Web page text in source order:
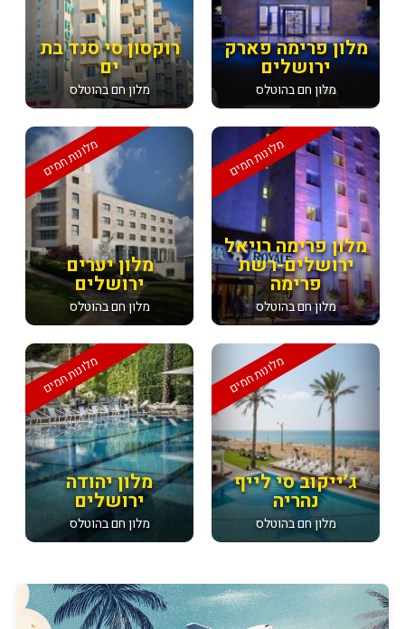
רוקסון סי סנד בת
ים
מלון חם בהוטלס
מלון פרימה פארק
ירושלים
מלון חם בהוטלס
מלונות חמים
מלון יערים
ירושלים
מלון חם בהוטלס
מלונות חמים
מלון פרימה רויאל
ירושלים-רשת
פרימה
מלון חם בהוטלס
מלונות חמים
מלון יהודה
ירושלים
מלון חם בהוטלס
מלונות חמים
ג׳ייקוב סי לייף
נהריה
מלון חם בהוטלס